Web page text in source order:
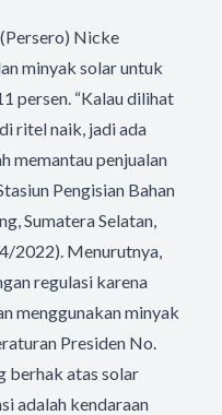
Nicke
minyak solar untuk
persen. “Kalau dilihat
ritel naik, jadi ada
memantau penjualan
Pengisian Bahan
Sumatera Selatan,
2022). Menurutnya,
regulasi karena
menggunakan minyak
Presiden No.
berhak atas solar
adalah kendaraan